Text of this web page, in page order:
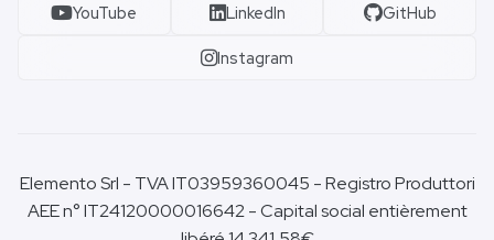
YouTube LinkedIn GitHub
Instagram
Elemento Srl - TVA IT03959360045 - Registro Produttori
AEE n° IT24120000016642 - Capital social entièrement